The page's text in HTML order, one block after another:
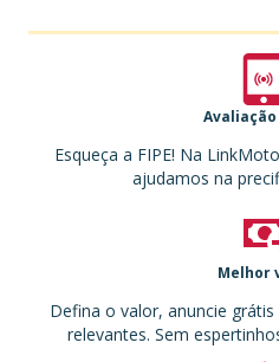
Esqueça a FIPE! Na
ajudamos na
Melhor
Defina o valor, anuncie
relevantes. Sem